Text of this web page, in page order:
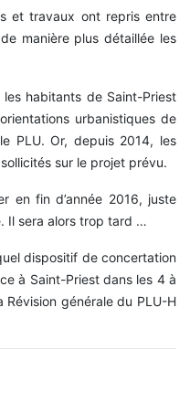
et travaux ont repris entre
manière plus détaillée les
habitants de Saint-Priest
urbanistiques de
PLU. Or, depuis 2014, les
sur le projet prévu.
en fin d’année 2016, juste
Il sera alors trop tard …
dispositif de concertation
à Saint-Priest dans les 4 à
générale du PLU-H